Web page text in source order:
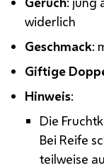
widerlich
Geschmack:
Giftige
Hinweis:
Die
Bei Reife
teilweise